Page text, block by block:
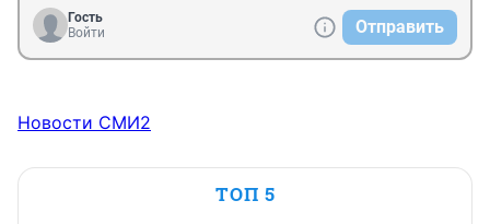
Гость
Войти
Отправить
Новости СМИ2
ТОП 5